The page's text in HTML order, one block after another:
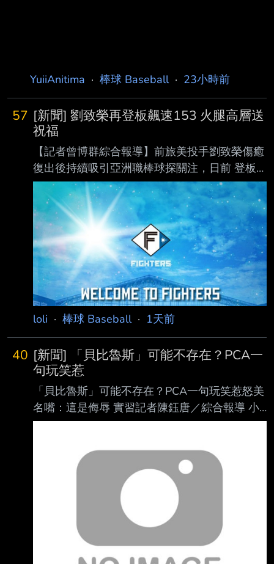
YuiiAnitima · 棒球 Baseball· 23小時前
57 [新聞] 劉致榮再登板飆速153 火腿高層送
祝福
【記者曾博群綜合報導】前旅美投手劉致榮傷癒
復出後持續吸引亞洲職棒球探關注，日前 登板
時便有日、韓職多支球隊派員到場觀察，據了解
昨日再度登板，根據現場球探測速， 劉致榮最
快球速達153公里，展現復健後逐步找回球威的
跡象。 劉致榮目前隨著亞運培訓隊移訓，據了
解，近期到場且持續關注的日職球隊包括阪神
虎、 日本火腿鬥士及東北樂天金鷲以及養樂
多；韓職則有樂天巨人等球隊派員到場，顯示劉
致 榮的復出進 度備受亞洲職棒關注。 其中，日
本火腿球團高層岩本賢一表示，球隊確實有在觀
一路
loli · 棒球 Baseball· 1天前
40 [新聞] 「貝比魯斯」可能不存在？PCA一
句玩笑惹
「貝比魯斯」可能不存在？PCA一句玩笑惹怒美
名嘴：這是侮辱 實習記者陳鈺唐／綜合報導 小
熊明星外野手「PCA」阿姆斯壯（Pete Crow-
目中被提及「棒球之神」貝比魯斯（Babe
Ruth）可能根本不存在的荒謬陰謀論時，不但
沒有立即否認，還以玩笑口吻回應「也許」、
「有可能」，這番話也惹怒美國知名體育名嘴
魯索（Christopher Russo），痛批他的言論是
對傳奇球星的侮辱。 阿姆斯壯日前登上卡瓦拉
里（Kristin Cavallari）主持的P